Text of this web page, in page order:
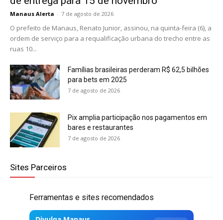
Manaus Alerta - 7 de agosto de 2026
O prefeito de Manaus, Renato Junior, assinou, na quinta-feira (6), a
ordem de serviço para a requalificação urbana do trecho entre as
ruas 10...
Famílias brasileiras perderam R$ 62,5 bilhões
para bets em 2025
7 de agosto de 2026
Pix amplia participação nos pagamentos em
bares e restaurantes
7 de agosto de 2026
Sites Parceiros
Ferramentas e sites recomendados